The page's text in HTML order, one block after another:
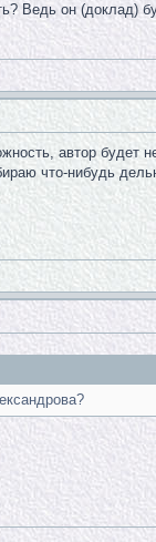
он (доклад)
автор будет
что-нибудь